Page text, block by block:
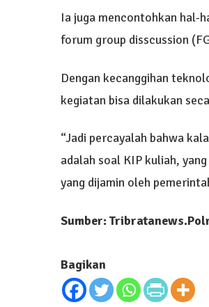
Ia juga mencontohkan hal-
forum group disscussion
Dengan kecanggihan
kegiatan bisa dilakukan
“Jadi percayalah bahwa
adalah soal KIP kuliah,
yang dijamin oleh
Sumber:
Bagikan